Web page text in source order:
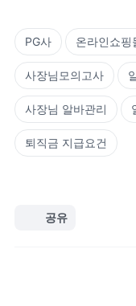
PG사 온라인쇼핑
사장님모의고사
사장님 알바관리
퇴직금 지급요건
공유